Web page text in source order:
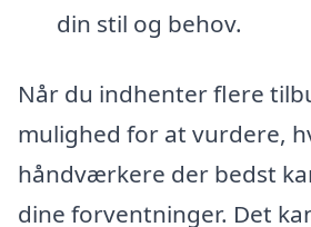
din stil og behov.
Når du indhenter flere
mulighed for at vurdere,
håndværkere der bedst
dine forventninger. Det